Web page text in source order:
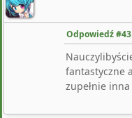
Odpowiedź #43
fantastyczne
zupełnie